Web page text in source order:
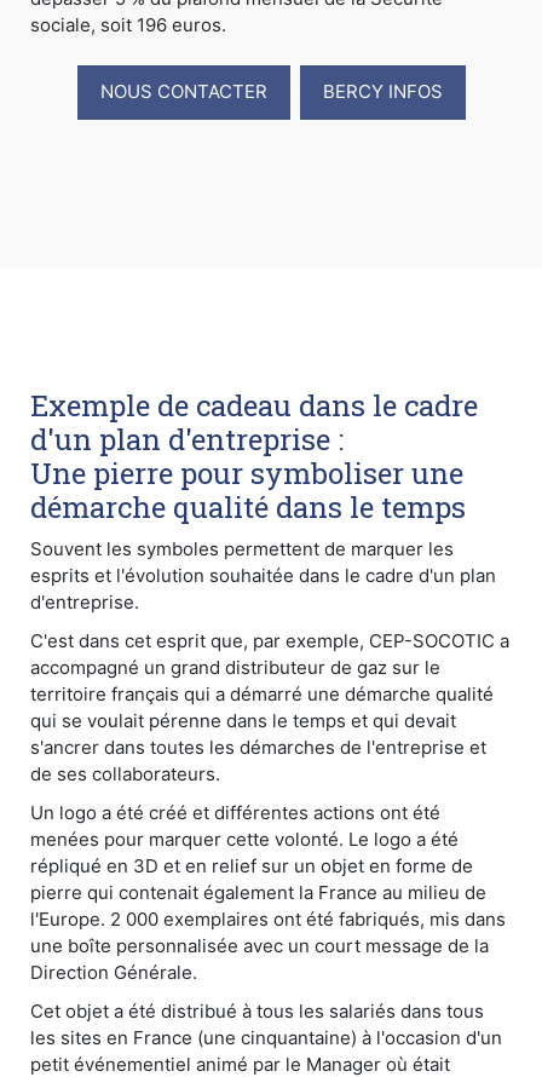
sociale, soit 196 euros.
NOUS CONTACTER BERCY INFOS
Exemple de cadeau dans le cadre
d'un plan d'entreprise :
Une pierre pour symboliser une
démarche qualité dans le temps
Souvent les symboles permettent de marquer les
esprits et l'évolution souhaitée dans le cadre d'un plan
d'entreprise.
C'est dans cet esprit que, par exemple, CEP-SOCOTIC a
accompagné un grand distributeur de gaz sur le
territoire français qui a démarré une démarche qualité
qui se voulait pérenne dans le temps et qui devait
s'ancrer dans toutes les démarches de l'entreprise et
de ses collaborateurs.
Un logo a été créé et différentes actions ont été
menées pour marquer cette volonté. Le logo a été
répliqué en 3D et en relief sur un objet en forme de
pierre qui contenait également la France au milieu de
l'Europe. 2 000 exemplaires ont été fabriqués, mis dans
une boîte personnalisée avec un court message de la
Direction Générale.
Cet objet a été distribué à tous les salariés dans tous
les sites en France (une cinquantaine) à l'occasion d'un
petit événementiel animé par le Manager où était